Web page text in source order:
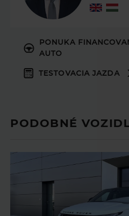
PONUKA
AUTO
TESTOVACIA JAZDA
PODOBNÉ